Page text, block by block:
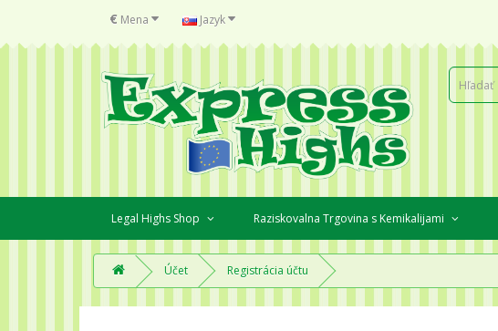
€ Mena Jazyk
Legal Highs Shop Raziskovalna Trgovina s Kemikalijami
Účet Registrácia účtu